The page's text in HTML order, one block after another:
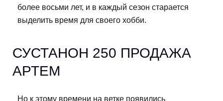
более восьми лет, и в каждый сезон старается
выделить время для своего хобби.
СУСТАНОН 250 ПРОДАЖА
АРТЕМ
Но к этому времени на ветке появились